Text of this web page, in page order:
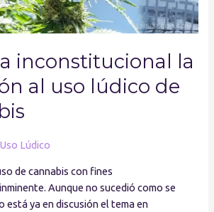
inconstitucional la
al uso lúdico de
Uso Lúdico
de cannabis con fines
Aunque no sucedió como se
está ya en discusión el tema en